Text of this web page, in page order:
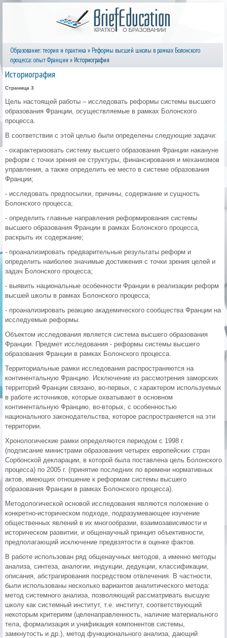
Образование: теория и практика » Реформы высшей школы в рамках Болонского
процесса: опыт Франции » Историография
Историография
Страница 3
Цель настоящей работы – исследовать реформы системы высшего
образования Франции, осуществляемые в рамках Болонского
процесса.
В соответствии с этой целью были определены следующие задачи:
- охарактеризовать систему высшего образования Франции накануне
реформ с точки зрения ее структуры, финансирования и механизмов
управления, а также определить ее место в системе образования
Франции;
- исследовать предпосылки, причины, содержание и сущность
Болонского процесса;
- определить главные направления реформирования системы
высшего образования Франции в рамках Болонского процесса,
раскрыть их содержание;
- проанализировать предварительные результаты реформ и
определить наиболее значимые достижения с точки зрения целей и
задач Болонского процесса;
- выявить национальные особенности Франции в реализации реформ
высшей школы в рамках Болонского процесса;
- проанализировать реакцию академического сообщества Франции на
исследуемые реформы.
Объектом исследования является система высшего образования
Франции. Предмет исследования - реформы системы высшего
образования Франции в рамках Болонского процесса.
Территориальные рамки исследования распространяются на
континентальную Францию. Исключение из рассмотрения заморских
территорий Франции связано, во-первых, с характером используемых
в работе источников, которые охватывают в основном
континентальную Францию, во-вторых, с особенностью
национального законодательства, которое распространяется на эти
территории.
Хронологические рамки определяются периодом с 1998 г.
(подписание министрами образования четырех европейских стран
Сорбонской декларации, в которой была поставлена цель Болонского
процесса) по 2005 г. (принятие последних по времени нормативных
актов, имеющих отношение к реформам системы высшего
образования Франции в рамках Болонского процесса).
Методологической основой исследования являются положение о
конкретно-историческом подходе, подразумевающее изучение
общественных явлений в их многообразии, взаимозависимости и
историческом развитии, и общенаучный принцип объективности,
предполагающий исключение предвзятости в оценке фактов.
В работе использован ряд общенаучных методов, а именно методы
анализа, синтеза, аналогии, индукции, дедукции, классификации,
описания, абстрагирования посредством отвлечения. В частности,
были использованы несколько вариантов аналитического метода:
метод системного анализа, позволяющий рассматривать высшую
школу как системный институт, т.е. институт, соответствующий
некоторым критериям (целенаправленность, наличие материального
тела, формализация и унификация компонентов системы,
замкнутость и др.), метод функционального анализа, дающий